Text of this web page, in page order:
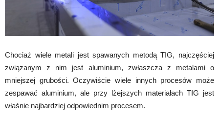
Chociaż wiele metali jest spawanych metodą TIG, najczęściej
związanym z nim jest aluminium, zwłaszcza z metalami o
mniejszej grubości. Oczywiście wiele innych procesów może
zespawać aluminium, ale przy lżejszych materiałach TIG jest
właśnie najbardziej odpowiednim procesem.